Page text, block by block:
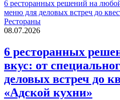
6 ресторанных решений на
меню для деловых встреч до
Рестораны
08.07.2026
6 ресторанных
вкус: от
деловых встреч до
«Адской кухни»